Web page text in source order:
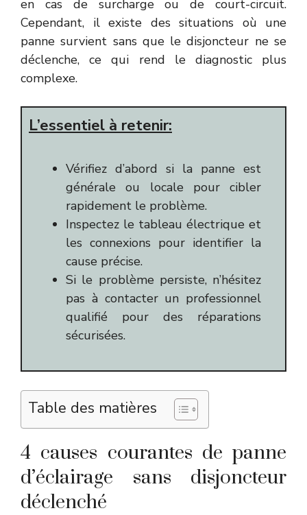
en cas de surcharge ou de court-circuit.
Cependant, il existe des situations où une
panne survient sans que le disjoncteur ne se
déclenche, ce qui rend le diagnostic plus
complexe.
L’essentiel à retenir:
Vérifiez d’abord si la panne est
générale ou locale pour cibler
rapidement le problème.
Inspectez le tableau électrique et
les connexions pour identifier la
cause précise.
Si le problème persiste, n’hésitez
pas à contacter un professionnel
qualifié pour des réparations
sécurisées.
Table des matières
4 causes courantes de panne
d’éclairage sans disjoncteur
déclenché